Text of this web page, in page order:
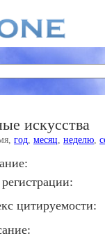
искусства
год,месяц,неделю,
цитируемости: